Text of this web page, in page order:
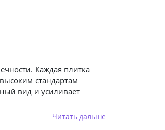
Каждая плитка
стандартам
вид и усиливает
к интерьеру.
Читать дальше